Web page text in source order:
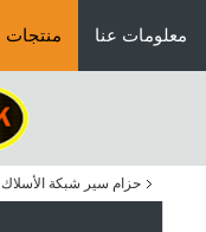
منتجات معلومات عنا
حزام سير شبكة الأسلاك